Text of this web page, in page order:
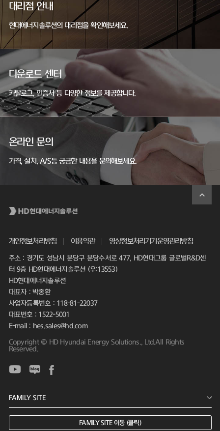
대리점 안내
현대에너지솔루션의 대리점을 확인해보세요.
다운로드 센터
카탈로그, 인증서 등 다양한 정보를 제공합니다.
온라인 문의
가격, 설치, A/S등 궁금한 내용을 문의해보세요.
개인정보처리방침 이용약관 영상정보처리기기운영관리방침
주소 : 경기도 성남시 분당구 분당수서로 477, HD현대그룹 글로벌R&D센
터 9층 HD현대에너지솔루션 (우:13553)
HD현대에너지솔루션
대표자 : 박종환
사업자등록번호 : 118-81-22037
대표번호 : 1522-5001
E-mail : hes.sales@hd.com
Copyright © HD Hyundai Energy Solutions., Ltd.All Rights
Reserved.
FAMILY SITE 이동 (클릭)